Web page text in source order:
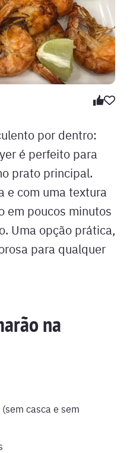
por dentro:
é perfeito para
prato principal.
e com uma textura
em poucos minutos
Uma opção prática,
para qualquer
na
casca e sem